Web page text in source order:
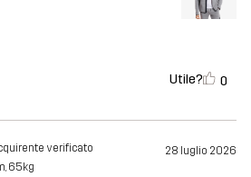
Utile? 0
verificato 28 luglio 2026
65kg